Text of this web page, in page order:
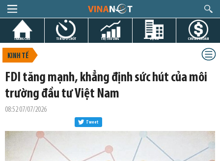
TRANG CHỦ TIN GIỜ CHÓT THỊ TRƯỜNG DỰ ÁN CHỨNG KHOÁN
KINH TẾ
FDI tăng mạnh, khẳng định sức hút của môi
trường đầu tư Việt Nam
08:52 07/07/2026
Tweet